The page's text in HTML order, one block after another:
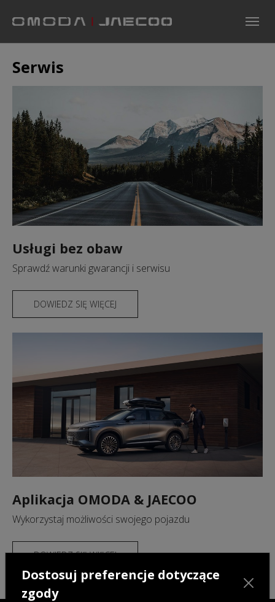
Serwis
Usługi bez obaw
Sprawdź warunki gwarancji i serwisu
DOWIEDZ SIĘ WIĘCEJ
Aplikacja OMODA & JAECOO
Wykorzystaj możliwości swojego pojazdu
DOWIEDZ SIĘ WIĘCEJ
Dostosuj preferencje dotyczące
zgody